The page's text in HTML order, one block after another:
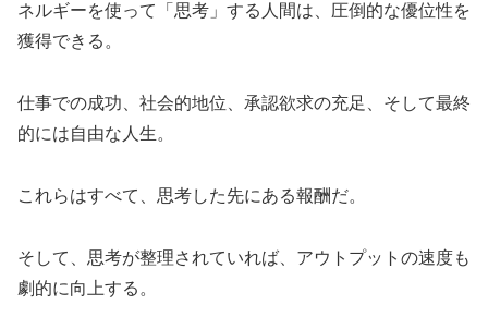
ネルギーを使って「思考」する人間は、圧倒的な優位性を
獲得できる。
仕事での成功、社会的地位、承認欲求の充足、そして最終
的には自由な人生。
これらはすべて、思考した先にある報酬だ。
そして、思考が整理されていれば、アウトプットの速度も
劇的に向上する。